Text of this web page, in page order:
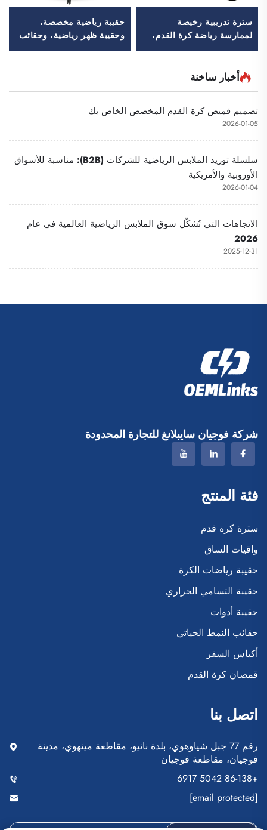
سترة تدريبية رخيصة
لممارسة رياضة كرة القدم،
مصنوعة بالكامل من
تصميم شبكي، وتُستخدم
حقيبة رياضية مخصصة،
وحقيبة ظهر رياضية، وحقائب
مدرسية، وحقائب سفر،
وكرة سلة
أخبار ساخنة
تصميم قميص كرة القدم المخصص الخاص بك
2026-01-05
سلسلة توريد الملابس الرياضية للشركات (B2B): مناسبة للأسواق
الأوروبية والأمريكية
2026-01-04
الاتجاهات التي تُشكّل سوق الملابس الرياضية العالمية في عام
2026
2025-12-31
شركة فوجيان سايبلانغ للتجارة المحدودة
فئة المنتج
سترة كرة قدم
واقيات الساق
حقيبة رياضات الكرة
حقيبة التسامي الحراري
حقيبة أدوات
حقائب النمط الحياتي
أكياس السفر
قمصان كرة القدم
اتصل بنا
رقم 77 جبل شياوهوي، بلدة نانيو، مقاطعة مينهوي، مدينة
فوجيان، مقاطعة فوجيان
+86-138 5042 6917
[email protected]